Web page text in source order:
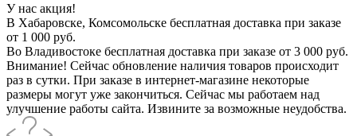
У нас акция!
В Хабаровске, Комсомольске бесплатная доставка при заказе
от 1 000 руб.
Во Владивостоке бесплатная доставка при заказе от 3 000 руб.
Внимание! Сейчас обновление наличия товаров происходит
раз в сутки. При заказе в интернет-магазине некоторые
размеры могут уже закончиться. Сейчас мы работаем над
улучшение работы сайта. Извините за возможные неудобства.